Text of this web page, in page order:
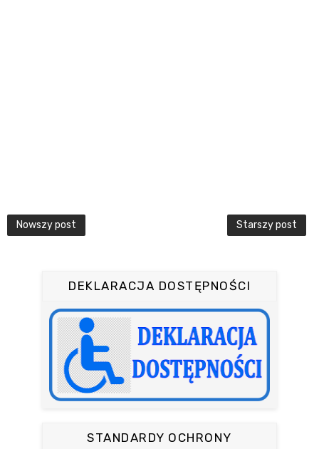
Nowszy post Starszy post
DEKLARACJA DOSTĘPNOŚCI
STANDARDY OCHRONY